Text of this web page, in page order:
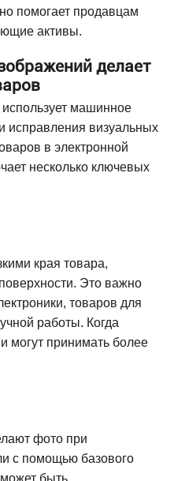
помогает продавцам
активы.
делает
машинное
исправления визуальных
в электронной
несколько ключевых
края товара,
Это важно
товаров для
работы. Когда
могут принимать более
фото при
с помощью базового
быть